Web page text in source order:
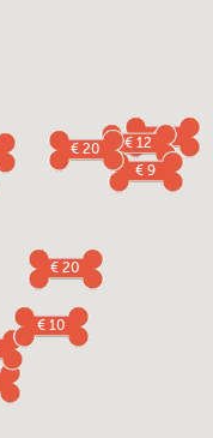
€ 8
€ 12
€ 9
€ 20
€ 20
€ 10